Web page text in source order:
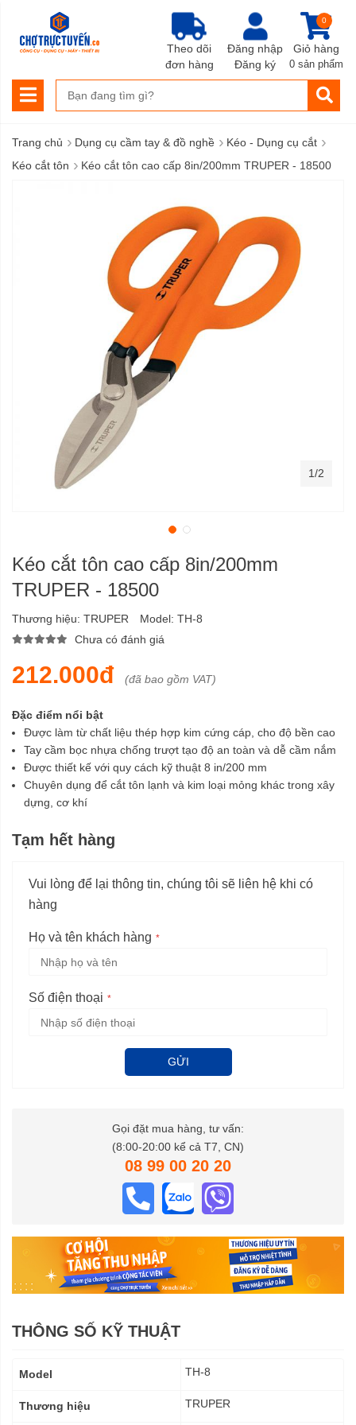
Đăng nhập
Đăng ký
Giỏ hàng
0
0 sản phẩm
Theo dõi
đơn hàng
Trang chủ › Dụng cụ cầm tay & đồ nghề › Kéo - Dụng cụ cắt ›
Kéo cắt tôn › Kéo cắt tôn cao cấp 8in/200mm TRUPER - 18500
Kéo cắt tôn cao cấp 8in/200mm
TRUPER - 18500
Thương hiệu: TRUPER Model: TH-8
Chưa có đánh giá
212.000đ (đã bao gồm VAT)
Đặc điểm nổi bật
Được làm từ chất liệu thép hợp kim cứng cáp, cho độ bền cao
Tay cầm bọc nhựa chống trượt tạo độ an toàn và dễ cầm nắm
Được thiết kế với quy cách kỹ thuật 8 in/200 mm
Chuyên dụng để cắt tôn lạnh và kim loại mỏng khác trong xây
dựng, cơ khí
Tạm hết hàng
Vui lòng để lại thông tin, chúng tôi sẽ liên hệ khi có
hàng
Họ và tên khách hàng
Số điện thoại
GỬI
Gọi đặt mua hàng, tư vấn:
(8:00-20:00 kể cả T7, CN)
08 99 00 20 20
1/2
THÔNG SỐ KỸ THUẬT
kỹ
Model TH-8
Thương hiệu TRUPER